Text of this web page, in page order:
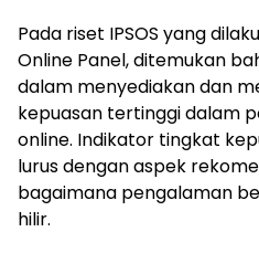
Pada riset IPSOS yang
Online Panel, ditemukan
dalam menyediakan dan
kepuasan tertinggi dalam
online. Indikator tingkat
lurus dengan aspek
bagaimana pengalaman
hilir.